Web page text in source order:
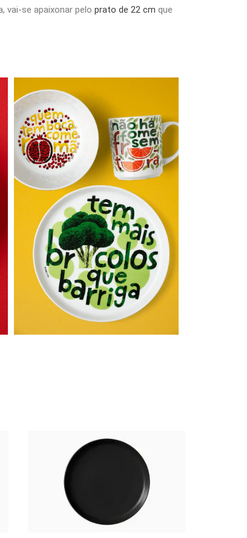
vai-se apaixonar pelo prato de 22 cm que